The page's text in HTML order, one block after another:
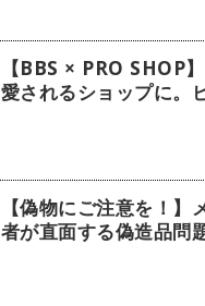
【BBS × PRO SHOP
愛されるショップに。
【偽物にご注意を！】
者が直面する偽造品問